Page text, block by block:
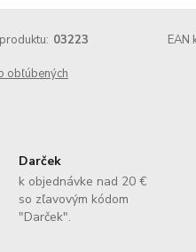
03223 EAN
obľúbených
Darček
k objednávke nad 20 €
so zľavovým kódom
"Darček".